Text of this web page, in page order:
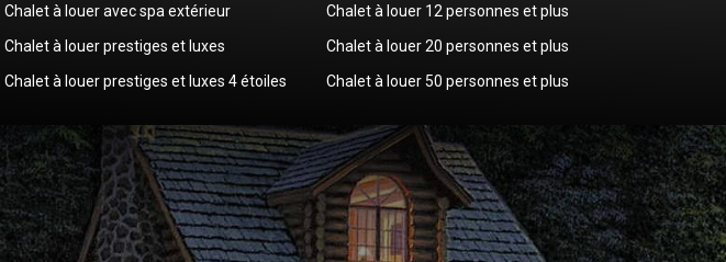
Chalet à louer avec spa extérieur
Chalet à louer prestiges et luxes
Chalet à louer prestiges et luxes 4 étoiles
Chalet à louer 12 personnes et plus
Chalet à louer 20 personnes et plus
Chalet à louer 50 personnes et plus